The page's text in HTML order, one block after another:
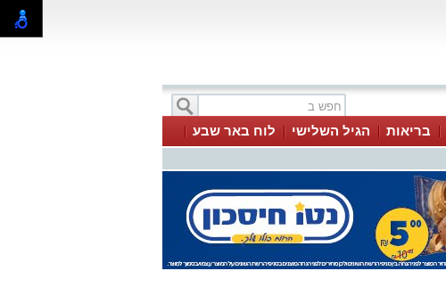
בריאות הגיל השלישי
לוח באר שבע